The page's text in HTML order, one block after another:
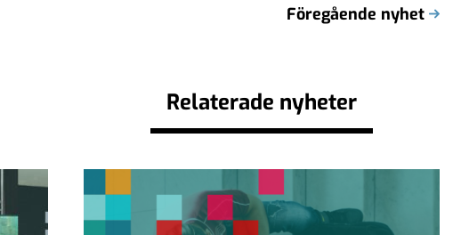
Föregående nyhet
Relaterade nyheter